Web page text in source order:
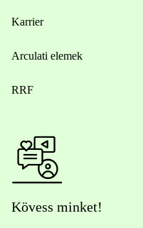
Karrier
Arculati elemek
RRF
Kövess minket!